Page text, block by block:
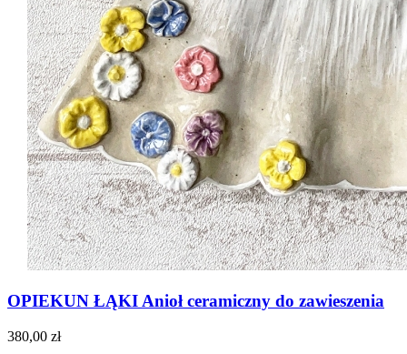
OPIEKUN ŁĄKI Anioł ceramiczny do zawieszenia
380,00 zł